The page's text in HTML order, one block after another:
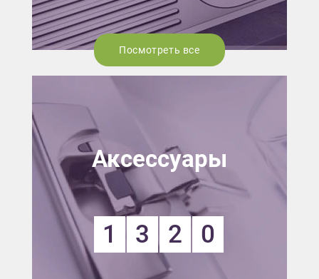
Посмотреть все
Аксессуары
1 3 2 0